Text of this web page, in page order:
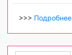
>>> Подробнее